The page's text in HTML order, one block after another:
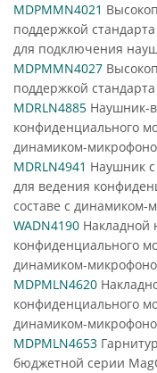
MDPMMN4021
поддержкой
для подключения
MDPMMN4027
поддержкой
MDRLN4885 Наушник-
конфиденциального
динамиком-
MDRLN4941 Наушник с
для ведения
составе с динамиком-
WADN4190 Накладной
конфиденциального
динамиком-
MDPMLN4620
конфиденциального
динамиком-
MDPMLN4653
бюджетной серии